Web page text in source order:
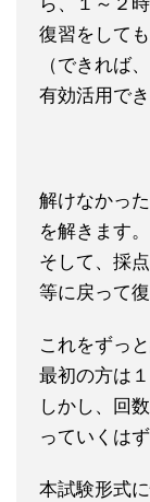
ら、１～２
復習をして
（できれば
有効活用で
解けなかっ
を解きます。
そして、採
等に戻って
これをずっ
最初の方は
しかし、回
っていくはず
本試験形式